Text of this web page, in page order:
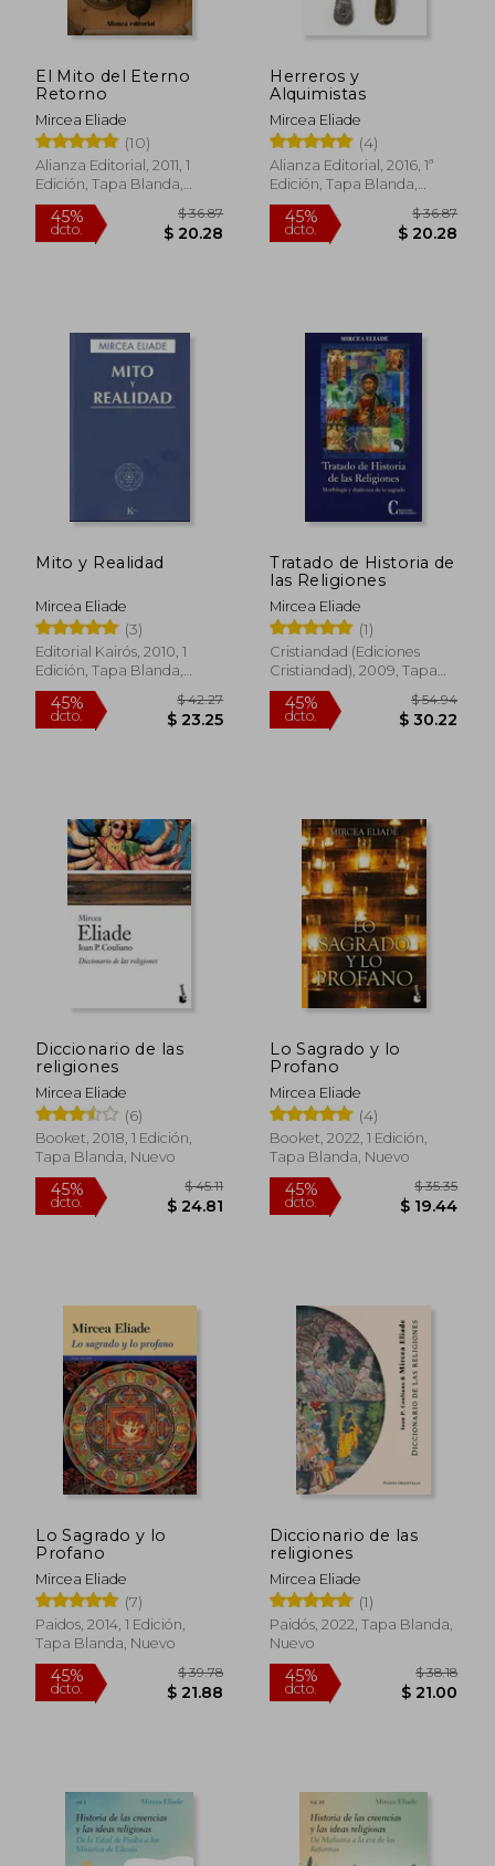
El Mito del Eterno
Retorno
Mircea Eliade
(10)
Alianza Editorial, 2011, 1
Edición, Tapa Blanda,
Nuevo
Herreros y
Alquimistas
Mircea Eliade
(4)
Alianza Editorial, 2016, 1ª
Edición, Tapa Blanda,
Nuevo
45%
dcto.
Mito y Realidad
Mircea Eliade
(3)
Editorial Kairós, 2010, 1
Edición, Tapa Blanda,
Nuevo
45%
Tratado de Historia de
las Religiones
Mircea Eliade
(1)
Cristiandad (Ediciones
Cristiandad), 2009, Tapa
Blanda, Nuevo
45%
Diccionario de las
religiones
Mircea Eliade
(6)
Booket, 2018, 1 Edición,
Tapa Blanda, Nuevo
45%
Lo Sagrado y lo
Profano
Mircea Eliade
(4)
Booket, 2022, 1 Edición,
Tapa Blanda, Nuevo
45%
Lo Sagrado y lo
Profano
Mircea Eliade
(7)
Paidos, 2014, 1 Edición,
Tapa Blanda, Nuevo
Diccionario de las
religiones
Mircea Eliade
(1)
Paidós, 2022, Tapa Blanda,
Nuevo